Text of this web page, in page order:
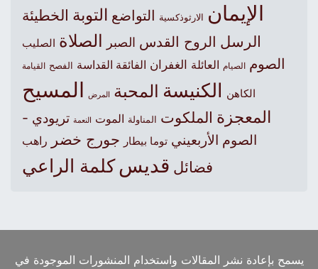
الإيمان الارثوذكسية التواضع التوبة الخطيئة
الرسل الروح القدس الصبر الصلاة الصليب
الصوم الصيام العائلة الغفران الفائقة القداسة الفصح القيامة
الكاهن الكنيسةالمحبة المرض المسيح
المعجزة الملكوت المناولة الموت النعمة تريودي -
الصوم الأربعيني توما بيطار جورج خضر راهب
فضائل قديس كلمة الراعي
يسمح بإعادة نشر المقالات واستخدام المنشورات الموجودة في